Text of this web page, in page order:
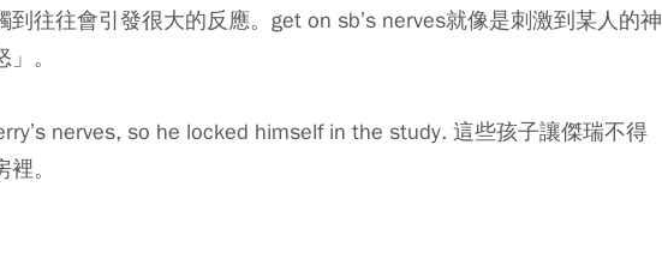
往往會引發很大的反應。get on sb’s nerves就像是刺激到某人的神
。
nerves, so he locked himself in the study. 這些孩子讓傑瑞不得
。